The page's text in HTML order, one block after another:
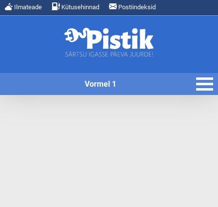
Ilmateade Kütusehinnad Postiindeksid
Vormel 1